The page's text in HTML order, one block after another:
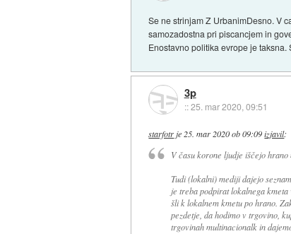
Se ne strinjam Z UrbanimDesno. V
samozadostna pri piscancjem in
Enostavno politika evrope je
3p
::25. mar 2020, 09:51
starfotr je 25. mar 2020 ob 09:09 izjavil:
V času korone ljudje iščejo
Tudi (lokalni) mediji dajejo
je treba podpirat lokalnega
šli k lokalnem kmetu po hrano.
pezdetje, da hodimo v trgovino,
trgovinah multinacionalk in